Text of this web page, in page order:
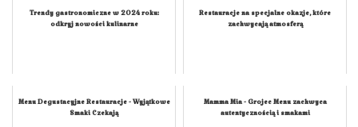
Trendy gastronomiczne w 2024 roku:
odkryj nowości kulinarne
Restauracje na specjalne okazje, które
zachwycają atmosferą
Menu Degustacyjne Restauracje - Wyjątkowe
Smaki Czekają
Mamma Mia - Grojec Menu zachwyca
autentycznością i smakami